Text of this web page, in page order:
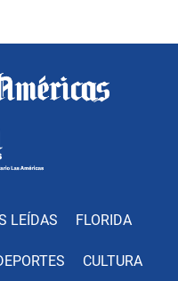
LEÍDAS FLORIDA
CULTURA